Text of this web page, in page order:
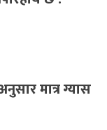
मात्र ग्यास